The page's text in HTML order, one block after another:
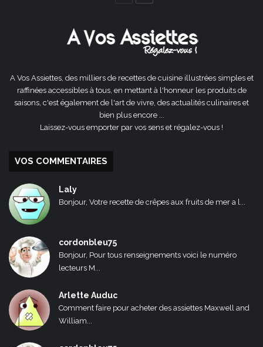
A Vos Assiettes, des milliers de recettes de cuisine illustrées simples et
raffinées accessibles à tous, en mettant à l'honneur les produits de
saisons, c'est également de l'art de vivre, des actualités culinaires et
bien plus encore ...
Laissez-vous emporter par vos sens et régalez-vous !
VOS COMMENTAIRES
Laly
Bonjour, Votre recette de crêpes aux fruits de mer a l...
cordonbleu75
Bonjour, Pour tous renseignements voici le numéro
lecteurs M...
Arlette Auduc
Comment faire pour acheter des assiettes Maxwell and
William...